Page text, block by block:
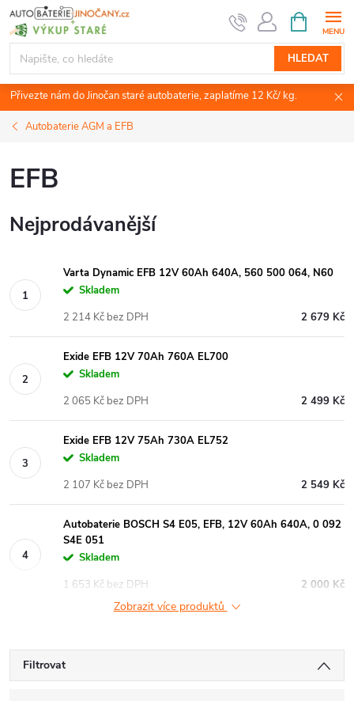
Přejít
na
obsah
HLEDAT
NÁKUPNÍ
KOŠÍK
Přivezte nám do Jinočan staré autobaterie, zaplatíme 12 Kč/ kg.
Autobaterie AGM a EFB
EFB
Nejprodávanější
Varta Dynamic EFB 12V 60Ah 640A, 560 500 064, N60
Skladem
2 679 Kč
2 214 Kč bez DPH
Exide EFB 12V 70Ah 760A EL700
Skladem
2 499 Kč
2 065 Kč bez DPH
Exide EFB 12V 75Ah 730A EL752
Skladem
2 549 Kč
2 107 Kč bez DPH
Autobaterie BOSCH S4 E05, EFB, 12V 60Ah 640A, 0 092
S4E 051
Skladem
2 000 Kč
1 653 Kč bez DPH
Zobrazit více produktů
Filtrovat